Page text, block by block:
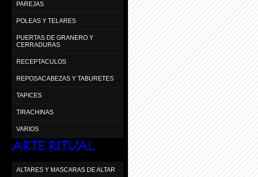
PAREJAS
POLEAS Y TELARES
PUERTAS DE GRANERO Y
CERRADURAS
RECEPTACULOS
REPOSACABEZAS Y TABURETES
TAPICES
TIRACHINAS
VARIOS
ARTE RITUAL
ALTARES Y MASCARAS DE ALTAR